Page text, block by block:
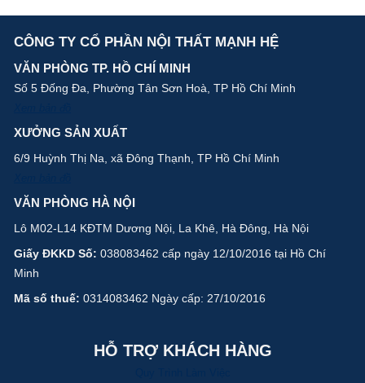
CÔNG TY CỔ PHẦN NỘI THẤT MẠNH HỆ
VĂN PHÒNG TP. HỒ CHÍ MINH
Số 5 Đống Đa, Phường Tân Sơn Hoà, TP Hồ Chí Minh
XƯỞNG SẢN XUẤT
6/9 Huỳnh Thị Na, xã Đông Thạnh, TP Hồ Chí Minh
VĂN PHÒNG HÀ NỘI
Lô M02-L14 KĐTM Dương Nội, La Khê, Hà Đông, Hà Nội
Giấy ĐKKD Số: 038083462 cấp ngày 12/10/2016 tại Hồ Chí
Minh
Mã số thuế: 0314083462 Ngày cấp: 27/10/2016
HỖ TRỢ KHÁCH HÀNG